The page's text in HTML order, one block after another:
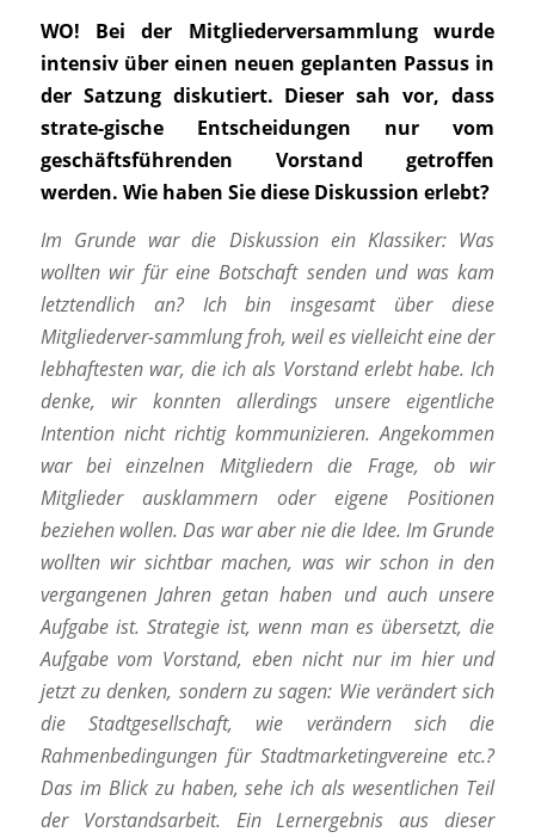
WO! Bei der Mitgliederversammlung wurde
intensiv über einen neuen geplanten Passus in
der Satzung diskutiert. Dieser sah vor, dass
strate-gische Entscheidungen nur vom
geschäftsführenden Vorstand getroffen
werden. Wie haben Sie diese Diskussion erlebt?
Im Grunde war die Diskussion ein Klassiker: Was
wollten wir für eine Botschaft senden und was kam
letztendlich an? Ich bin insgesamt über diese
Mitgliederver-sammlung froh, weil es vielleicht eine der
lebhaftesten war, die ich als Vorstand erlebt habe. Ich
denke, wir konnten allerdings unsere eigentliche
Intention nicht richtig kommunizieren. Angekommen
war bei einzelnen Mitgliedern die Frage, ob wir
Mitglieder ausklammern oder eigene Positionen
beziehen wollen. Das war aber nie die Idee. Im Grunde
wollten wir sichtbar machen, was wir schon in den
vergangenen Jahren getan haben und auch unsere
Aufgabe ist. Strategie ist, wenn man es übersetzt, die
Aufgabe vom Vorstand, eben nicht nur im hier und
jetzt zu denken, sondern zu sagen: Wie verändert sich
die Stadtgesellschaft, wie verändern sich die
Rahmenbedingungen für Stadtmarketingvereine etc.?
Das im Blick zu haben, sehe ich als wesentlichen Teil
der Vorstandsarbeit. Ein Lernergebnis aus dieser